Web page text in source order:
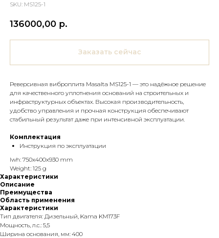
SKU: MS125-1
136000,00 р.
Заказать сейчас
Реверсивная виброплита Masalta MS125-1 — это надёжное решение
для качественного уплотнения оснований на строительных и
инфраструктурных объектах. Высокая производительность,
удобство управления и прочная конструкция обеспечивают
стабильный результат даже при интенсивной эксплуатации.
Комплектация
Инструкция по эксплуатации
lwh: 750x400x930 mm
Weight: 125 g
Характеристики
Описание
Преимущества
Область применения
Характеристики
Тип двигателя: Дизельный, Kama KM173F
Мощность, л.с.: 5,5
Ширина основания, мм: 400